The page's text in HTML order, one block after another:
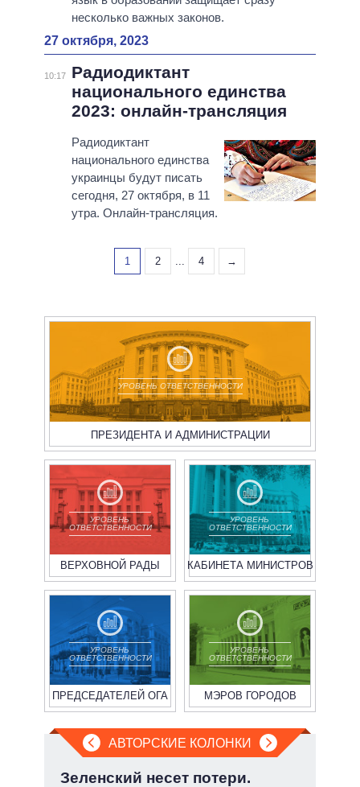
несколько важных законов.
27 октября, 2023
10:17
Радиодиктант
национального единства
2023: онлайн-трансляция
Радиодиктант
национального единства
украинцы будут писать
сегодня, 27 октября, в 11
утра. Онлайн-трансляция.
1 2 ... 4 →
УРОВЕНЬ ОТВЕТСТВЕННОСТИ
ПРЕЗИДЕНТА И АДМИНИСТРАЦИИ
УРОВЕНЬ
ОТВЕТСТВЕННОСТИ
ВЕРХОВНОЙ РАДЫ
УРОВЕНЬ
ОТВЕТСТВЕННОСТИ
КАБИНЕТА МИНИСТРОВ
УРОВЕНЬ
ОТВЕТСТВЕННОСТИ
ПРЕДСЕДАТЕЛЕЙ ОГА
УРОВЕНЬ
ОТВЕТСТВЕННОСТИ
МЭРОВ ГОРОДОВ
АВТОРСКИЕ КОЛОНКИ
Зеленский несет потери.